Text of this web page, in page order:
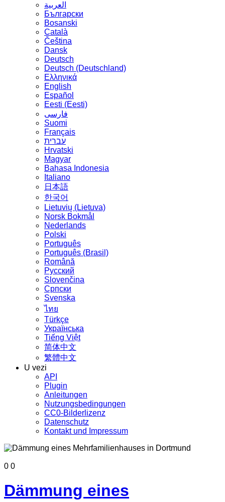
العربية
Български
Bosanski
Сatalà
Čeština
Dansk
Deutsch
Deutsch (Deutschland)
Ελληνικά
English
Español
Eesti (Eesti)
فارسی
Suomi
Français
עברית
Hrvatski
Magyar
Bahasa Indonesia
Italiano
日本語
한국어
Lietuvių (Lietuva)
‪Norsk Bokmål‬
Nederlands
Polski
Português
Português (Brasil)
Română
Русский
Slovenčina
Српски
Svenska
ไทย
Türkçe
Українська
Tiếng Việt
简体中文
繁體中文
U vezi
API
Plugin
Anleitungen
Nutzungsbedingungen
CC0-Bilderlizenz
Datenschutz
Kontakt und Impressum
0 0
Dämmung eines